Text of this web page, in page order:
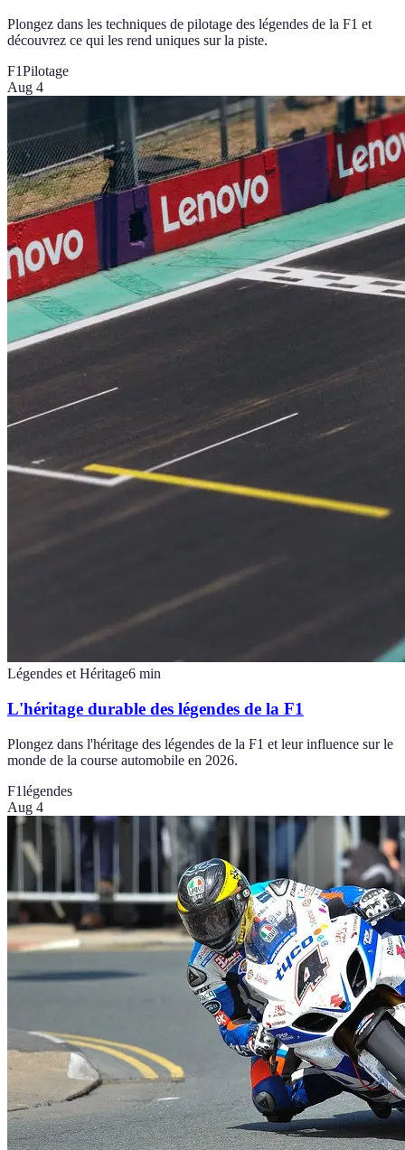
Plongez dans les techniques de pilotage des légendes de la F1 et
découvrez ce qui les rend uniques sur la piste.
F1Pilotage
Aug 4
Légendes et Héritage6 min
L'héritage durable des légendes de la F1
Plongez dans l'héritage des légendes de la F1 et leur influence sur le
monde de la course automobile en 2026.
F1légendes
Aug 4